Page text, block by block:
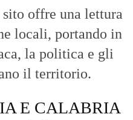
a chi non ne ha.
ai video e ai